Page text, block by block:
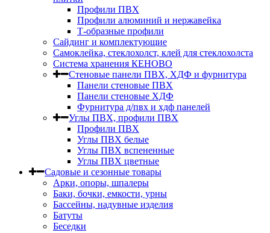
Профили ПВХ
Профили алюминий и нержавейка
Т-образные профили
Сайдинг и комплектующие
Самоклейка, стеклохолст, клей для стеклохолста
Система хранения КЕНОВО
Стеновые панели ПВХ, ХДФ и фурнитура
Панели стеновые ПВХ
Панели стеновые ХДФ
Фурнитура д/пвх и хдф панелей
Углы ПВХ, профили ПВХ
Профили ПВХ
Углы ПВХ белые
Углы ПВХ вспененные
Углы ПВХ цветные
Садовые и сезонные товары
Арки, опоры, шпалеры
Баки, бочки, емкости, урны
Бассейны, надувные изделия
Батуты
Беседки